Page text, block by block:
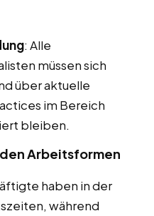
: Alle
müssen sich
über aktuelle
im Bereich
bleiben.
Arbeitsformen
haben in der
während